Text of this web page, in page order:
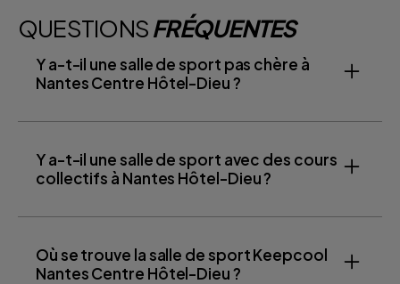
QUESTIONSFRÉQUENTES
Y a-t-il une salle de sport pas chère à
Nantes Centre Hôtel-Dieu ?
Y a-t-il une salle de sport avec des cours
collectifs à Nantes Hôtel-Dieu ?
Où se trouve la salle de sport Keepcool
Nantes Centre Hôtel-Dieu ?